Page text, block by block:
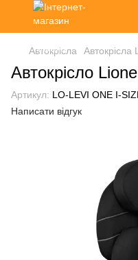
Автокрісла Автокрісла
Автокрісло
Артикул: LO-LEVI ONE I-
Написати відгук